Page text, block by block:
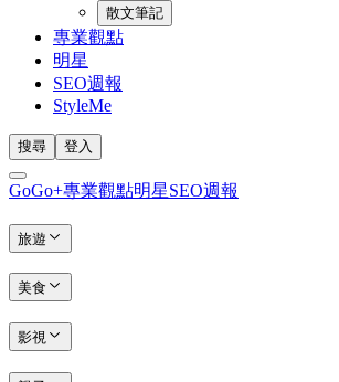
散文筆記
專業觀點
明星
SEO週報
StyleMe
搜尋 登入
GoGo+專業觀點明星SEO週報
旅遊
美食
影視